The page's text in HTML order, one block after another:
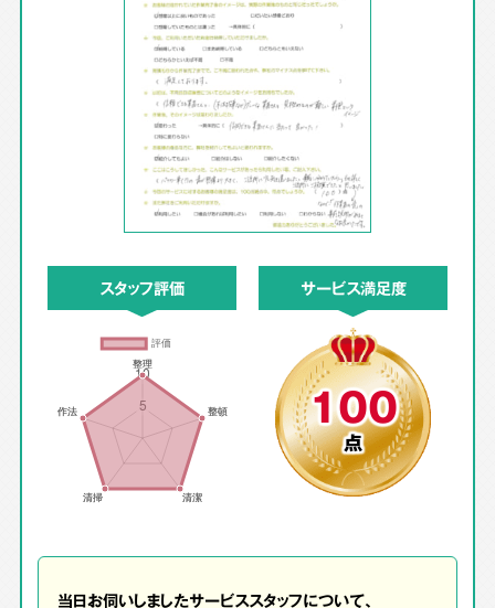
スタッフ評価 サービス満足度
100
点
当日お伺いしましたサービススタッフについて、